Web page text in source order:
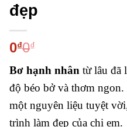
đẹp
0₫0₫
Bơ hạnh nhân từ lâu đã
độ béo bở và thơm
một nguyên liệu tuyệt
trình làm đẹp của chị em.